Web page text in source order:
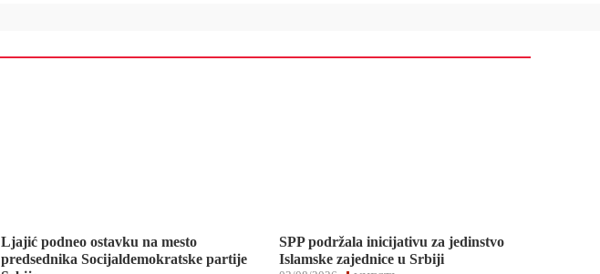
Ljajić podneo ostavku na mesto
predsednika Socijaldemokratske partije
SPP podržala inicijativu za jedinstvo
Islamske zajednice u Srbiji